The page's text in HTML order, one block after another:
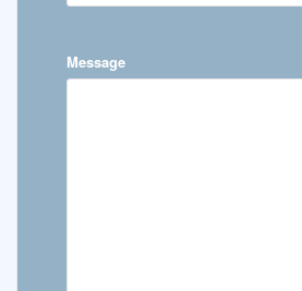
Message